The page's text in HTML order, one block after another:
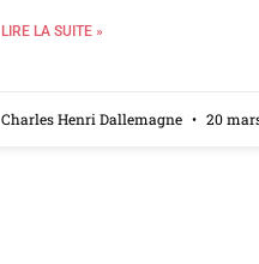
LIRE LA SUITE »
Charles Henri Dallemagne 20